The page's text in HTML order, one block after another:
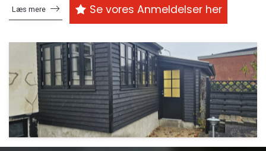
Læs mere Se vores Anmeldelser her